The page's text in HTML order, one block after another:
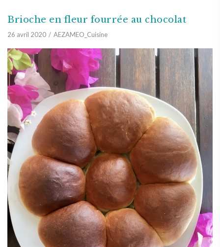
Brioche en fleur fourrée au chocolat
26 avril 2020 AEZAMEO_Cuisine